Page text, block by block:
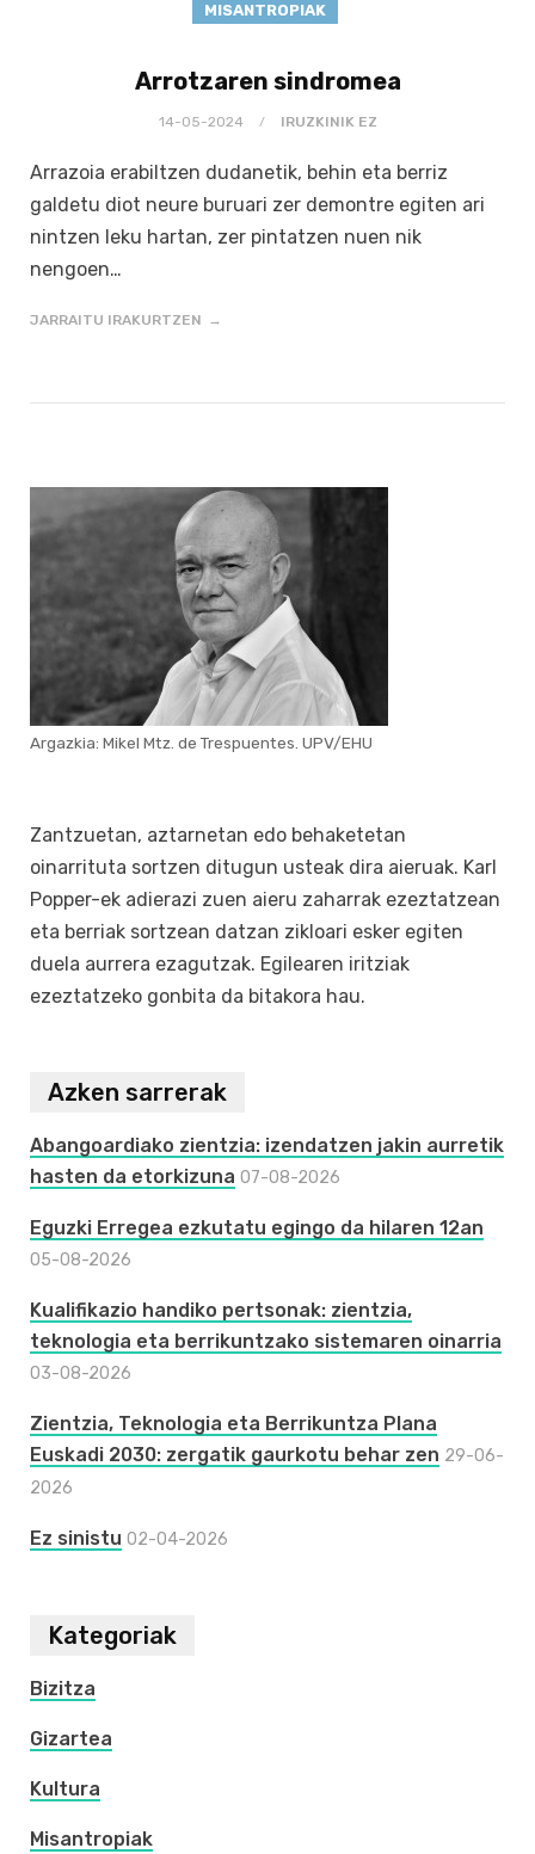
MISANTROPIAK
Arrotzaren sindromea
14-05-2024 IRUZKINIK EZ
Arrazoia erabiltzen dudanetik, behin eta berriz
galdetu diot neure buruari zer demontre egiten ari
nintzen leku hartan, zer pintatzen nuen nik
nengoen…
JARRAITU IRAKURTZEN
Argazkia: Mikel Mtz. de Trespuentes. UPV/EHU
Zantzuetan, aztarnetan edo behaketetan
oinarrituta sortzen ditugun usteak dira aieruak. Karl
Popper-ek adierazi zuen aieru zaharrak ezeztatzean
eta berriak sortzean datzan zikloari esker egiten
duela aurrera ezagutzak. Egilearen iritziak
ezeztatzeko gonbita da bitakora hau.
Azken sarrerak
Abangoardiako zientzia: izendatzen jakin aurretik
hasten da etorkizuna 07-08-2026
Eguzki Erregea ezkutatu egingo da hilaren 12an
05-08-2026
Kualifikazio handiko pertsonak: zientzia,
teknologia eta berrikuntzako sistemaren oinarria
03-08-2026
Zientzia, Teknologia eta Berrikuntza Plana
Euskadi 2030: zergatik gaurkotu behar zen 29-06-
2026
Ez sinistu 02-04-2026
Kategoriak
Bizitza
Gizartea
Kultura
Misantropiak